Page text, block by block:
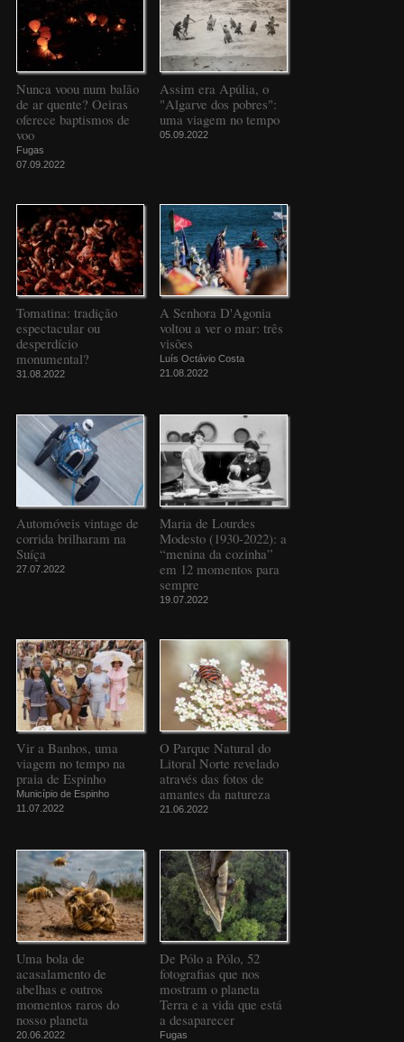
Nunca voou num balão
de ar quente? Oeiras
oferece baptismos de
voo
Fugas
07.09.2022
Assim era Apúlia, o
"Algarve dos pobres":
uma viagem no tempo
05.09.2022
Tomatina: tradição
espectacular ou
desperdício
monumental?
31.08.2022
A Senhora D'Agonia
voltou a ver o mar: três
visões
Luís Octávio Costa
21.08.2022
Automóveis vintage de
corrida brilharam na
Suíça
27.07.2022
Maria de Lourdes
Modesto (1930-2022): a
“menina da cozinha”
em 12 momentos para
sempre
19.07.2022
Vir a Banhos, uma
viagem no tempo na
praia de Espinho
Município de Espinho
11.07.2022
O Parque Natural do
Litoral Norte revelado
através das fotos de
amantes da natureza
21.06.2022
Uma bola de
acasalamento de
abelhas e outros
momentos raros do
nosso planeta
20.06.2022
De Pólo a Pólo, 52
fotografias que nos
mostram o planeta
Terra e a vida que está
a desaparecer
Fugas